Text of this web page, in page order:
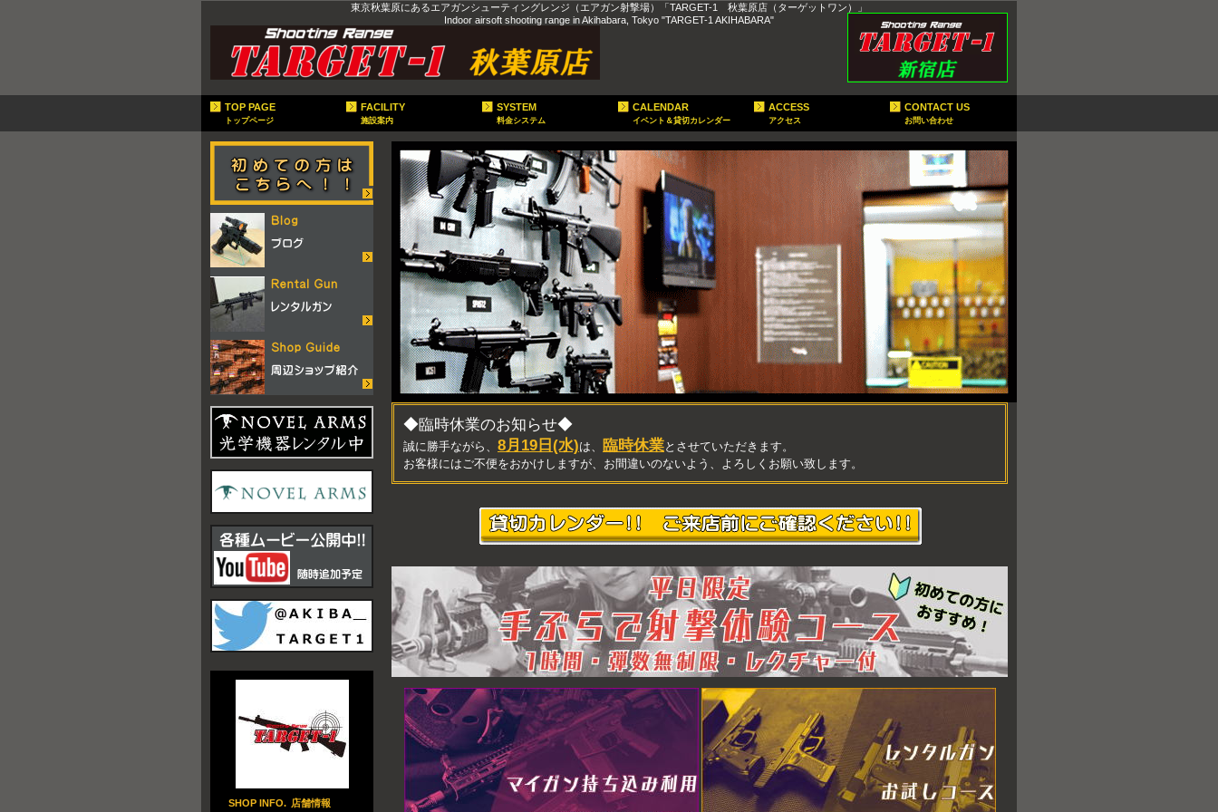
東京秋葉原にあるエアガンシューティングレンジ（エアガン射撃場）「TARGET-1 秋葉原店（ターゲットワン）」
Indoor airsoft shooting range in Akihabara, Tokyo "TARGET-1 AKIHABARA"
◆臨時休業のお知らせ◆
誠に勝手ながら、 8月19日(水)は、 臨時休業とさせていただきます。
お客様にはご不便をおかけしますが、お間違いのないよう、よろしくお願い致します。
TOP PAGE
トップページ
FACILITY
施設案内
SYSTEM
料金システム
CALENDAR
イベント＆貸切カレンダー
ACCESS
アクセス
CONTACT US
お問い合わせ
SHOP INFO. 店舗情報